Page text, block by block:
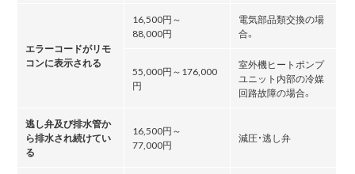
エラーコードがリモ
コンに表示される
16,500円～
88,000円
電気部品類交換の場
合。
55,000円～176,000
円
室外機ヒートポンプ
ユニット内部の冷媒
回路故障の場合。
逃し弁及び排水管か
ら排水され続けてい
る
16,500円～
77,000円
減圧・逃し弁